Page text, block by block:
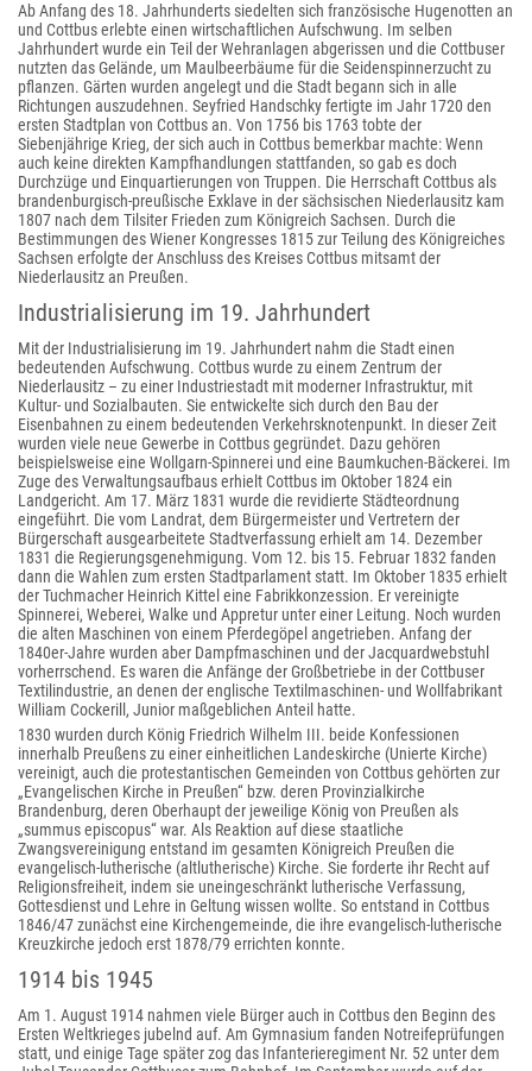
Ab Anfang des 18. Jahrhunderts siedelten sich französische Hugenotten an
und Cottbus erlebte einen wirtschaftlichen Aufschwung. Im selben
Jahrhundert wurde ein Teil der Wehranlagen abgerissen und die Cottbuser
nutzten das Gelände, um Maulbeerbäume für die Seidenspinnerzucht zu
pflanzen. Gärten wurden angelegt und die Stadt begann sich in alle
Richtungen auszudehnen. Seyfried Handschky fertigte im Jahr 1720 den
ersten Stadtplan von Cottbus an. Von 1756 bis 1763 tobte der
Siebenjährige Krieg, der sich auch in Cottbus bemerkbar machte: Wenn
auch keine direkten Kampfhandlungen stattfanden, so gab es doch
Durchzüge und Einquartierungen von Truppen. Die Herrschaft Cottbus als
brandenburgisch-preußische Exklave in der sächsischen Niederlausitz kam
1807 nach dem Tilsiter Frieden zum Königreich Sachsen. Durch die
Bestimmungen des Wiener Kongresses 1815 zur Teilung des Königreiches
Sachsen erfolgte der Anschluss des Kreises Cottbus mitsamt der
Niederlausitz an Preußen.
Industrialisierung im 19. Jahrhundert
Mit der Industrialisierung im 19. Jahrhundert nahm die Stadt einen
bedeutenden Aufschwung. Cottbus wurde zu einem Zentrum der
Niederlausitz – zu einer Industriestadt mit moderner Infrastruktur, mit
Kultur- und Sozialbauten. Sie entwickelte sich durch den Bau der
Eisenbahnen zu einem bedeutenden Verkehrsknotenpunkt. In dieser Zeit
wurden viele neue Gewerbe in Cottbus gegründet. Dazu gehören
beispielsweise eine Wollgarn-Spinnerei und eine Baumkuchen-Bäckerei. Im
Zuge des Verwaltungsaufbaus erhielt Cottbus im Oktober 1824 ein
Landgericht. Am 17. März 1831 wurde die revidierte Städteordnung
eingeführt. Die vom Landrat, dem Bürgermeister und Vertretern der
Bürgerschaft ausgearbeitete Stadtverfassung erhielt am 14. Dezember
1831 die Regierungsgenehmigung. Vom 12. bis 15. Februar 1832 fanden
dann die Wahlen zum ersten Stadtparlament statt. Im Oktober 1835 erhielt
der Tuchmacher Heinrich Kittel eine Fabrikkonzession. Er vereinigte
Spinnerei, Weberei, Walke und Appretur unter einer Leitung. Noch wurden
die alten Maschinen von einem Pferdegöpel angetrieben. Anfang der
1840er-Jahre wurden aber Dampfmaschinen und der Jacquardwebstuhl
vorherrschend. Es waren die Anfänge der Großbetriebe in der Cottbuser
Textilindustrie, an denen der englische Textilmaschinen- und Wollfabrikant
William Cockerill, Junior maßgeblichen Anteil hatte.
1830 wurden durch König Friedrich Wilhelm III. beide Konfessionen
innerhalb Preußens zu einer einheitlichen Landeskirche (Unierte Kirche)
vereinigt, auch die protestantischen Gemeinden von Cottbus gehörten zur
„Evangelischen Kirche in Preußen“ bzw. deren Provinzialkirche
Brandenburg, deren Oberhaupt der jeweilige König von Preußen als
„summus episcopus“ war. Als Reaktion auf diese staatliche
Zwangsvereinigung entstand im gesamten Königreich Preußen die
evangelisch-lutherische (altlutherische) Kirche. Sie forderte ihr Recht auf
Religionsfreiheit, indem sie uneingeschränkt lutherische Verfassung,
Gottesdienst und Lehre in Geltung wissen wollte. So entstand in Cottbus
1846/47 zunächst eine Kirchengemeinde, die ihre evangelisch-lutherische
Kreuzkirche jedoch erst 1878/79 errichten konnte.
1914 bis 1945
Am 1. August 1914 nahmen viele Bürger auch in Cottbus den Beginn des
Ersten Weltkrieges jubelnd auf. Am Gymnasium fanden Notreifeprüfungen
statt, und einige Tage später zog das Infanterieregiment Nr. 52 unter dem